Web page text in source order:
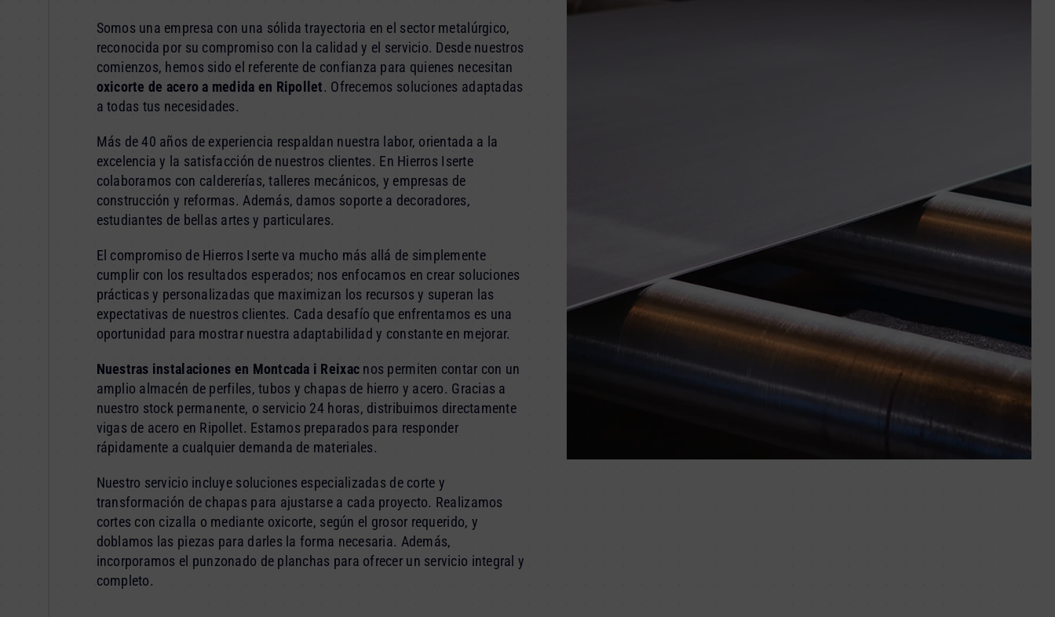
Somos una empresa con una sólida trayectoria en el sector metalúrgico,
reconocida por su compromiso con la calidad y el servicio. Desde nuestros
comienzos, hemos sido el referente de confianza para quienes necesitan
oxicorte de acero a medida en Ripollet. Ofrecemos soluciones adaptadas
a todas tus necesidades.
Más de 40 años de experiencia respaldan nuestra labor, orientada a la
excelencia y la satisfacción de nuestros clientes. En Hierros Iserte
colaboramos con caldererías, talleres mecánicos, y empresas de
construcción y reformas. Además, damos soporte a decoradores,
estudiantes de bellas artes y particulares.
El compromiso de Hierros Iserte va mucho más allá de simplemente
cumplir con los resultados esperados; nos enfocamos en crear soluciones
prácticas y personalizadas que maximizan los recursos y superan las
expectativas de nuestros clientes. Cada desafío que enfrentamos es una
oportunidad para mostrar nuestra adaptabilidad y constante en mejorar.
Nuestras instalaciones en Montcada i Reixac nos permiten contar con un
amplio almacén de perfiles, tubos y chapas de hierro y acero. Gracias a
nuestro stock permanente, o servicio 24 horas, distribuimos directamente
vigas de acero en Ripollet. Estamos preparados para responder
rápidamente a cualquier demanda de materiales.
Nuestro servicio incluye soluciones especializadas de corte y
transformación de chapas para ajustarse a cada proyecto. Realizamos
cortes con cizalla o mediante oxicorte, según el grosor requerido, y
doblamos las piezas para darles la forma necesaria. Además,
incorporamos el punzonado de planchas para ofrecer un servicio integral y
completo.